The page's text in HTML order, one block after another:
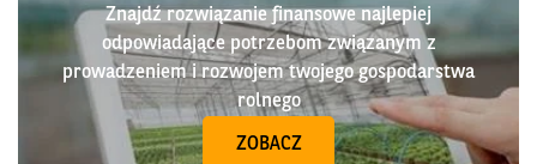
Znajdź rozwiązanie finansowe najlepiej
odpowiadające potrzebom związanym z
prowadzeniem i rozwojem twojego gospodarstwa
rolnego
ZOBACZ